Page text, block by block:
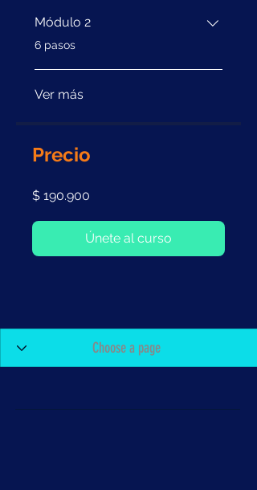
Módulo 2
.6 pasos
Ver más
Precio
$ 190.900
Únete al curso